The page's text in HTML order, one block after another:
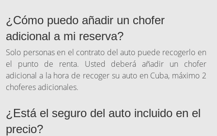
¿Cómo puedo añadir un chofer
adicional a mi reserva?
Solo personas en el contrato del auto puede recogerlo en
el punto de renta. Usted deberá añadir un chofer
adicional a la hora de recoger su auto en Cuba, máximo 2
choferes adicionales.
¿Está el seguro del auto incluido en el
precio?